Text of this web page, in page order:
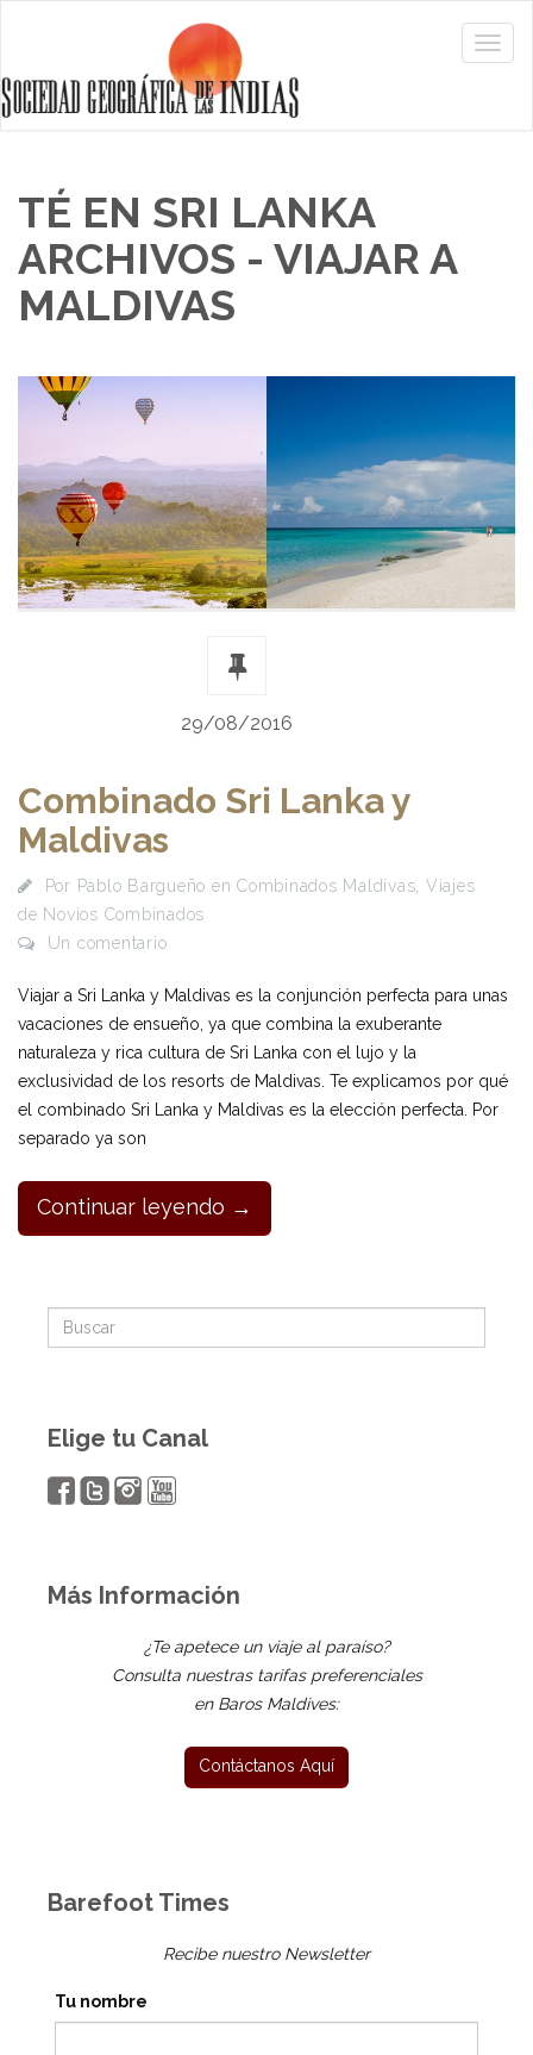
TÉ EN SRI LANKA
ARCHIVOS - VIAJAR A
MALDIVAS
29/08/2016
Combinado Sri Lanka y
Maldivas
Por Pablo Bargueño en Combinados Maldivas Viajes
de Novios Combinados
Un comentario
Viajar a Sri Lanka y Maldivas es la conjunción perfecta para unas
vacaciones de ensueño, ya que combina la exuberante
naturaleza y rica cultura de Sri Lanka con el lujo y la
exclusividad de los resorts de Maldivas. Te explicamos por qué
el combinado Sri Lanka y Maldivas es la elección perfecta. Por
separado ya son
Continuar leyendo →
Elige tu Canal
Más Información
¿Te apetece un viaje al paraíso?
Consulta nuestras tarifas preferenciales
en Baros Maldives:
Barefoot Times
Recibe nuestro Newsletter
Tu nombre